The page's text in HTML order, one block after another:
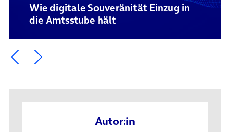
Wie digitale Souveränität Einzug in
die Amtsstube hält
Ein Element zurück blättern
Ein Element weiter blättern
Autor:in